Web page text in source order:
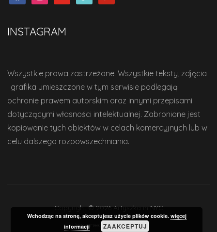
INSTAGRAM
Wszystkie prawa zastrzeżone. Wszystkie teksty, zdjęcia
i grafika umieszczone w tym serwisie podlegają
ochronie prawem autorskim oraz innymi przepisami
dotyczącymi własności intelektualnej. Zabronione jest
kopiowanie tych obiektów w celach komercyjnych lub w
celu dalszego rozpowszechniania.
Copyright © 2026 Artyszka in NYC
Designed byWPZOOM
Wchodząc na stronę, akceptujesz użycie plików cookie. więcej
informacji
ZAAKCEPTUJ